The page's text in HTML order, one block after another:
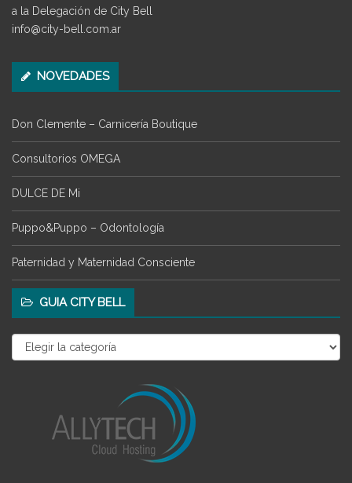
a la Delegación de City Bell
info@city-bell.com.ar
NOVEDADES
Don Clemente – Carnicería Boutique
Consultorios OMEGA
DULCE DE Mi
Puppo&Puppo – Odontología
Paternidad y Maternidad Consciente
GUIA CITY BELL
Guia
City